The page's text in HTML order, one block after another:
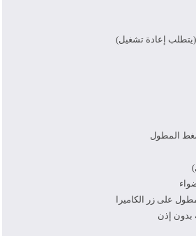
إعادة تشغيل)
المطول
على زر الكاميرا
بدون إذن